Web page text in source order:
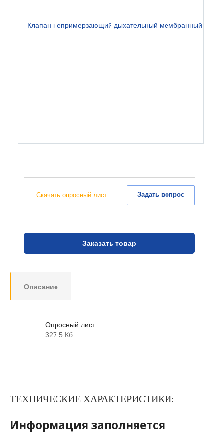
Скачать опросный лист Задать вопрос
Заказать товар
Описание
Опросный лист
327.5 Кб
ТЕХНИЧЕСКИЕ ХАРАКТЕРИСТИКИ:
Информация заполняется